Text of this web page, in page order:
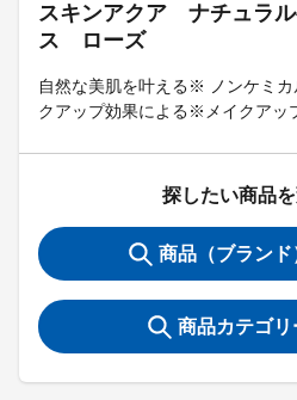
スキンアクア ナチュラ
ス ローズ
自然な美肌を叶える※ ノンケミ
クアップ効果による※メイクアッ
探したい商品
商品（ブラン
商品カテゴ